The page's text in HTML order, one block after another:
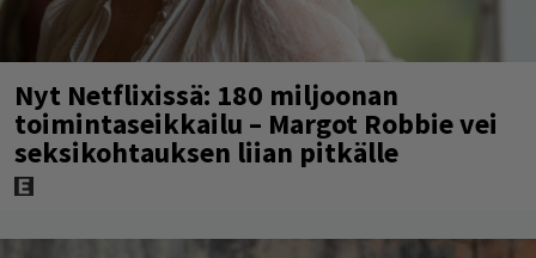
Nyt Netflixissä: 180 miljoonan
toimintaseikkailu – Margot Robbie vei
seksikohtauksen liian pitkälle